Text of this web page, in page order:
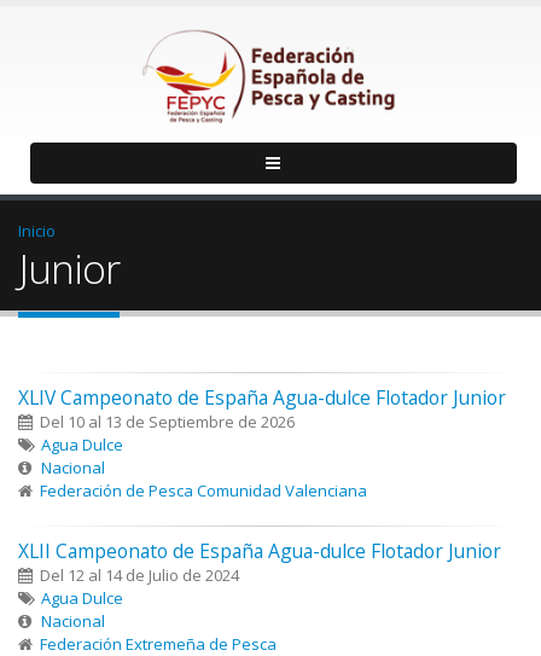
Inicio
Junior
XLIV Campeonato de España Agua-dulce Flotador Junior
Del 10 al 13 de Septiembre de 2026
Agua Dulce
Nacional
Federación de Pesca Comunidad Valenciana
XLII Campeonato de España Agua-dulce Flotador Junior
Del 12 al 14 de Julio de 2024
Agua Dulce
Nacional
Federación Extremeña de Pesca